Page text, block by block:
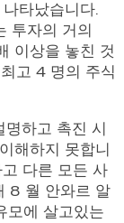
타났습니다.
투자의 거의
이상을 놓친 것
고 4 명의 주식
하고 촉진 시
해하지 못합니
다른 모든 사
8 월 안와르 알
에 살고있는